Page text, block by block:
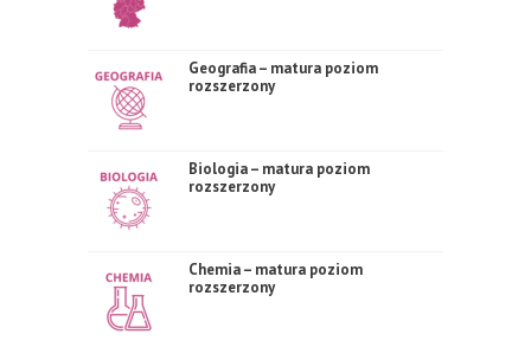
Geografia – matura poziom
rozszerzony
Biologia – matura poziom
rozszerzony
Chemia – matura poziom
rozszerzony